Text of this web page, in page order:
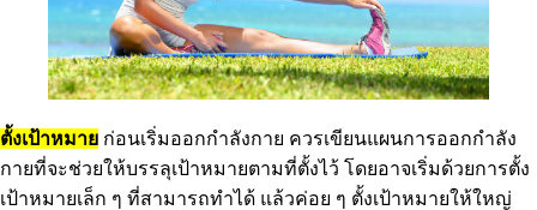
ตั้งเป้าหมาย ก่อนเริ่มออกกำลังกาย ควรเขียนแผนการออกกำลัง
กายที่จะช่วยให้บรรลุเป้าหมายตามที่ตั้งไว้ โดยอาจเริ่มด้วยการตั้ง
เป้าหมายเล็ก ๆ ที่สามารถทำได้ แล้วค่อย ๆ ตั้งเป้าหมายให้ใหญ่